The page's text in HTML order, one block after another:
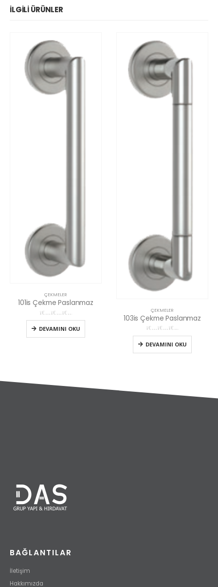
İLGILI ÜRÜNLER
ÇEKMELER
101is Çekme Paslanmaz
05 üzerinden
DEVAMINI OKU
ÇEKMELER
103is Çekme Paslanmaz
05 üzerinden
DEVAMINI OKU
BAĞLANTILAR
İletişim
Hakkımızda